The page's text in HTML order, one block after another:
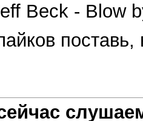
Beck - Blow